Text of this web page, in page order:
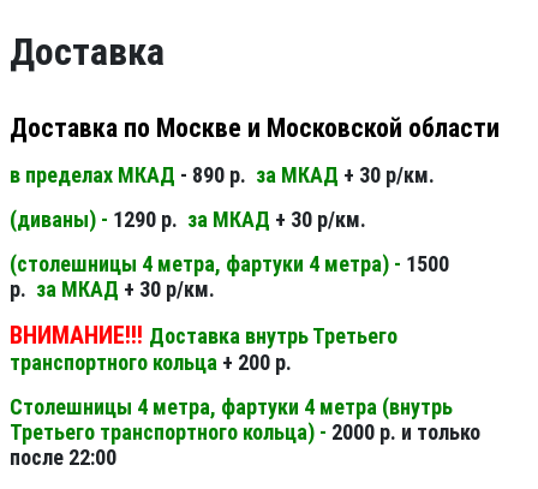
Доставка
Доставка по Москве и Московской области
в пределах МКАД - 890 р. за МКАД + 30 р/км.
(диваны) - 1290 р. за МКАД + 30 р/км.
(столешницы 4 метра, фартуки 4 метра) - 1500
р. за МКАД + 30 р/км.
ВНИМАНИЕ!!! Доставка внутрь Третьего
транспортного кольца + 200 р.
Столешницы 4 метра, фартуки 4 метра (внутрь
Третьего транспортного кольца) - 2000 р. и только
после 22:00